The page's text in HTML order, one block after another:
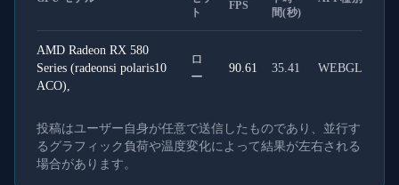
ト
FPS
間(秒)
AMD Radeon RX 580
Series (radeonsi polaris10
ACO),
ロ
ー
90.61 35.41 WEBGL
投稿はユーザー自身が任意で送信したものであり、並行す
るグラフィック負荷や温度変化によって結果が左右される
場合があります。